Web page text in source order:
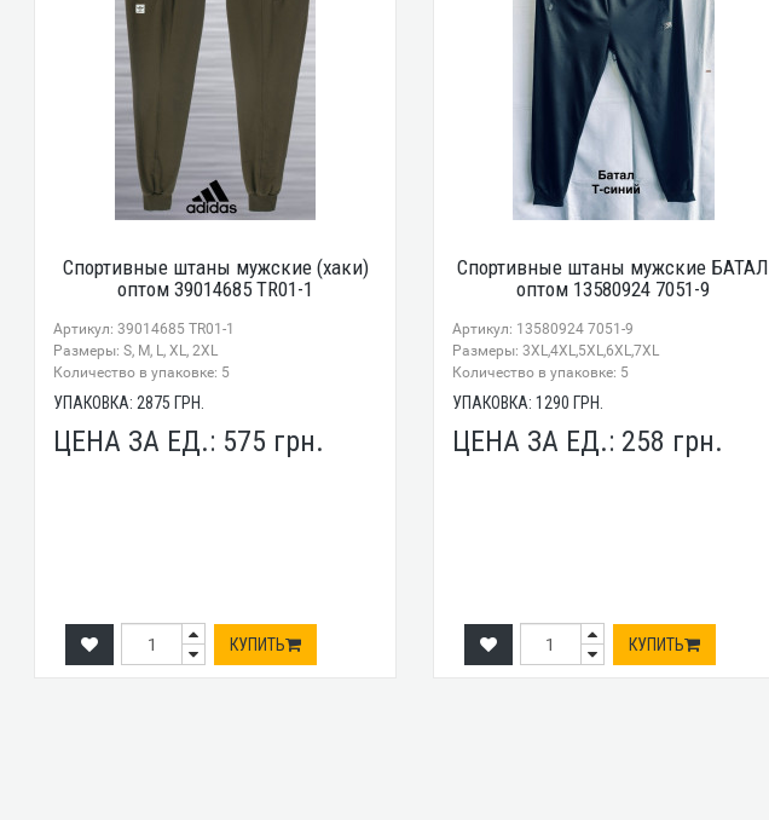
Спортивные штаны мужские (хаки)
оптом 39014685 TR01-1
Артикул: 39014685 TR01-1
Размеры: S, M, L, XL, 2XL
Количество в упаковке: 5
УПАКОВКА:2875 ГРН.
ЦЕНА ЗА ЕД.: 575 грн.
КУПИТЬ
Спортивные штаны мужские БАТАЛ
оптом 13580924 7051-9
Артикул: 13580924 7051-9
Размеры: 3XL,4XL,5XL,6XL,7XL
Количество в упаковке: 5
УПАКОВКА: 1290 ГРН.
ЦЕНА ЗА ЕД.: 258 грн.
КУПИТЬ